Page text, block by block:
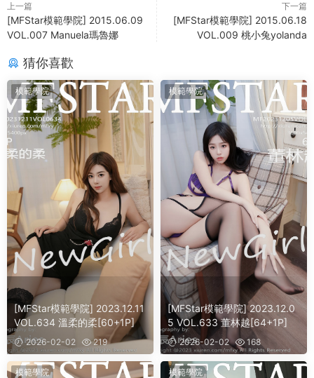
上一篇
[MFStar模範學院] 2015.06.09
VOL.007 Manuela瑪魯娜
下一篇
[MFStar模範學院] 2015.06.18
VOL.009 桃小兔yolanda
猜你喜歡
模範學院
[MFStar模範學院] 2023.12.11
VOL.634 溫柔的柔[60+1P]
2026-02-02 219
模範學院
[MFStar模範學院] 2023.12.0
5 VOL.633 董林越[64+1P]
2026-02-02 168
模範學院 模範學院